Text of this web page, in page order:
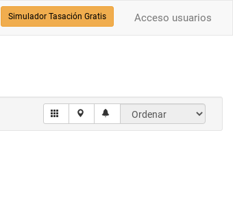
Acceso usuarios
Simulador Tasación Gratis